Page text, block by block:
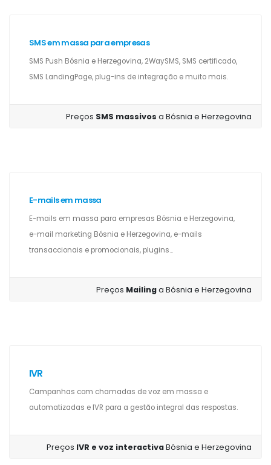
SMS em massa para empresas
SMS Push Bósnia e Herzegovina, 2WaySMS, SMS certificado,
SMS LandingPage, plug-ins de integração e muito mais.
Preços SMS massivosa Bósnia e Herzegovina
E-mails em massa
E-mails em massa para empresas Bósnia e Herzegovina,
e-mail marketing Bósnia e Herzegovina, e-mails
transaccionais e promocionais, plugins...
Preços Mailinga Bósnia e Herzegovina
IVR
Campanhas com chamadas de voz em massa e
automatizadas e IVR para a gestão integral das respostas.
Preços IVR e voz interactivaBósnia e Herzegovina